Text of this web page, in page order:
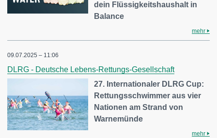
dein Flüssigkeitshaushalt in
Balance
mehr
09.07.2025 – 11:06
DLRG - Deutsche Lebens-Rettungs-Gesellschaft
27. Internationaler DLRG Cup:
Rettungsschwimmer aus vier
Nationen am Strand von
Warnemünde
mehr